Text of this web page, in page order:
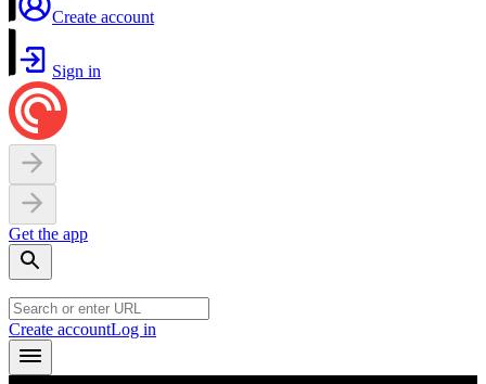
Create account
Sign in
Get the app
Create accountLog in